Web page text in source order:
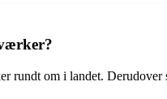
rundt om i landet.